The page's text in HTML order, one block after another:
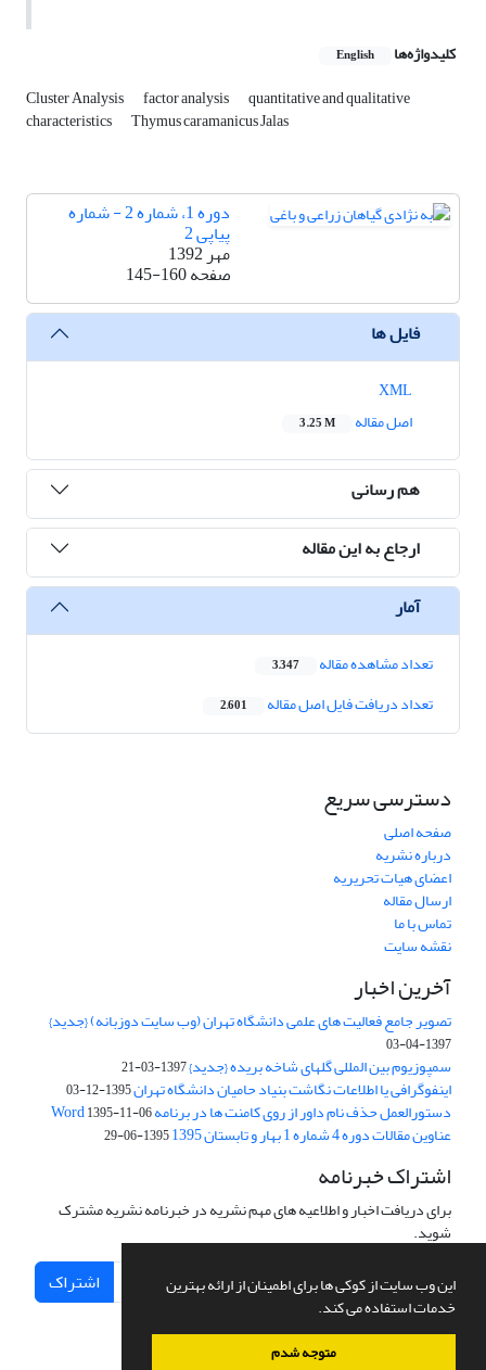
این وب سایت از کوکی ها برای اطمینان از ارائه بهترین
خدمات استفاده می کند.
متوجه شدم
کلیدواژه‌ها English
Cluster Analysis factor analysis quantitative and qualitative
characteristics Thymus caramanicus Jalas
دوره 1، شماره 2 - شماره
پیاپی 2
مهر 1392
صفحه145-160
فایل ها
اصل مقاله
3.25 M
هم رسانی
ارجاع به این مقاله
آمار
تعداد مشاهده مقاله 3,347
تعداد دریافت فایل اصل مقاله 2,601
دسترسی سریع
صفحه اصلی
درباره نشریه
اعضای هیات تحریریه
ارسال مقاله
تماس با ما
نقشه سایت
آخرین اخبار
تصویر جامع فعالیت های علمی دانشگاه تهران (وب سایت دوزبانه) {جدید}
1397-04-03
سمپوزیوم بین المللی گلهای شاخه بریده {جدید}1397-03-21
اینفوگرافی یا اطلاعات نگاشت بنیاد حامیان دانشگاه تهران1395-12-03
دستورالعمل حذف نام داور از روی کامنت ها در برنامه Word1395-11-06
عناوین مقالات دوره 4 شماره 1 بهار و تابستان 1395 1395-06-29
اشتراک خبرنامه
برای دریافت اخبار و اطلاعیه های مهم نشریه در خبرنامه نشریه مشترک
شوید.
اشتراک